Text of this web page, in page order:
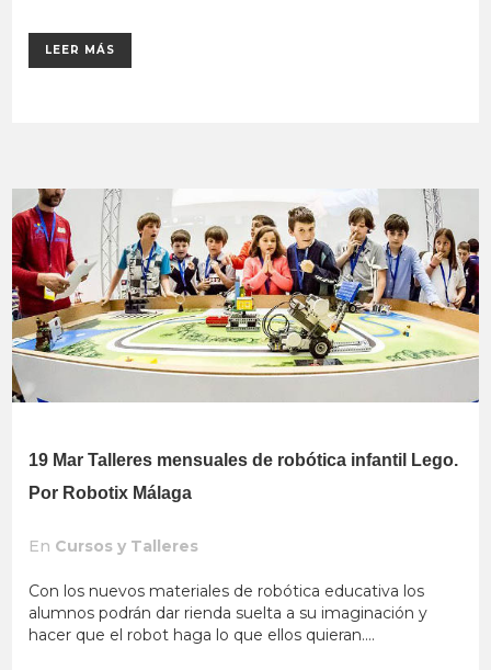
LEER MÁS
19 Mar Talleres mensuales de robótica infantil Lego.
Por Robotix Málaga
En Cursos y Talleres
Con los nuevos materiales de robótica educativa los
alumnos podrán dar rienda suelta a su imaginación y
hacer que el robot haga lo que ellos quieran....